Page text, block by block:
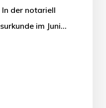
In der notariell
im Juni…